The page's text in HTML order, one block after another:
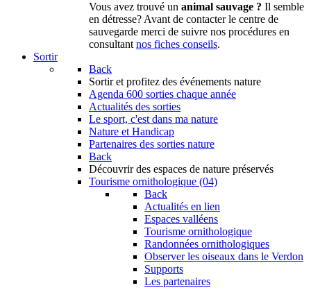
Vous avez trouvé un animal sauvage ? Il semble
en détresse? Avant de contacter le centre de
sauvegarde merci de suivre nos procédures en
consultant nos fiches conseils.
Sortir
Back
Sortir et profitez des événements nature
Agenda 600 sorties chaque année
Actualités des sorties
Le sport, c'est dans ma nature
Nature et Handicap
Partenaires des sorties nature
Back
Découvrir des espaces de nature préservés
Tourisme ornithologique (04)
Back
Actualités en lien
Espaces valléens
Tourisme ornithologique
Randonnées ornithologiques
Observer les oiseaux dans le Verdon
Supports
Les partenaires